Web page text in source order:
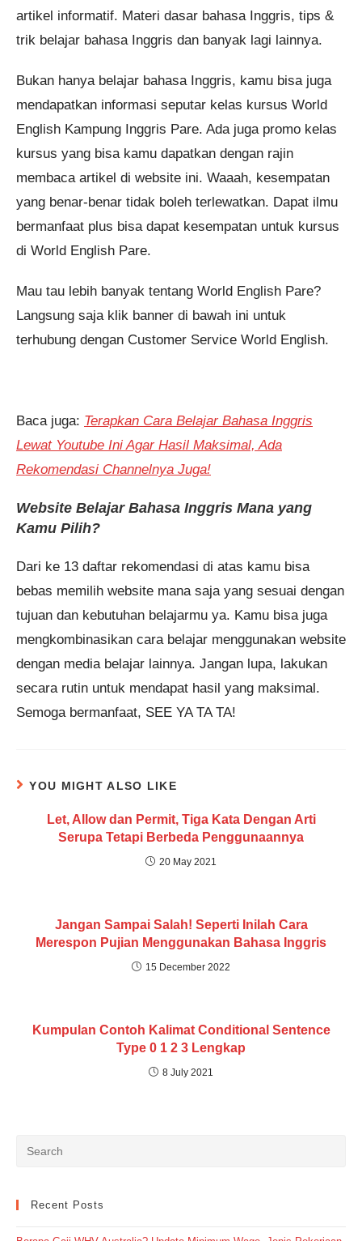
artikel informatif. Materi dasar bahasa Inggris, tips &
trik belajar bahasa Inggris dan banyak lagi lainnya.
Bukan hanya belajar bahasa Inggris, kamu bisa juga
mendapatkan informasi seputar kelas kursus World
English Kampung Inggris Pare. Ada juga promo kelas
kursus yang bisa kamu dapatkan dengan rajin
membaca artikel di website ini. Waaah, kesempatan
yang benar-benar tidak boleh terlewatkan. Dapat ilmu
bermanfaat plus bisa dapat kesempatan untuk kursus
di World English Pare.
Mau tau lebih banyak tentang World English Pare?
Langsung saja klik banner di bawah ini untuk
terhubung dengan Customer Service World English.
Baca juga: Terapkan Cara Belajar Bahasa Inggris
Lewat Youtube Ini Agar Hasil Maksimal, Ada
Rekomendasi Channelnya Juga!
Website Belajar Bahasa Inggris Mana yang
Kamu Pilih?
Dari ke 13 daftar rekomendasi di atas kamu bisa
bebas memilih website mana saja yang sesuai dengan
tujuan dan kebutuhan belajarmu ya. Kamu bisa juga
mengkombinasikan cara belajar menggunakan website
dengan media belajar lainnya. Jangan lupa, lakukan
secara rutin untuk mendapat hasil yang maksimal.
Semoga bermanfaat, SEE YA TA TA!
YOU MIGHT ALSO LIKE
Let, Allow dan Permit, Tiga Kata Dengan Arti
Serupa Tetapi Berbeda Penggunaannya
20 May 2021
Jangan Sampai Salah! Seperti Inilah Cara
Merespon Pujian Menggunakan Bahasa Inggris
15 December 2022
Kumpulan Contoh Kalimat Conditional Sentence
Type 0 1 2 3 Lengkap
8 July 2021
Recent Posts